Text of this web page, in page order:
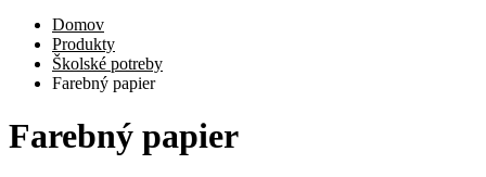
Domov
Produkty
Školské potreby
Farebný papier
Farebný papier